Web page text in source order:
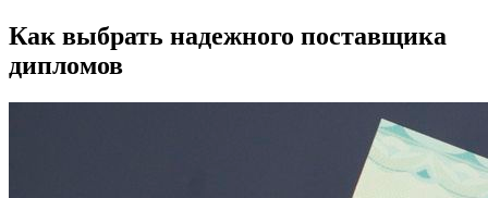
Как выбрать надежного поставщика
дипломов